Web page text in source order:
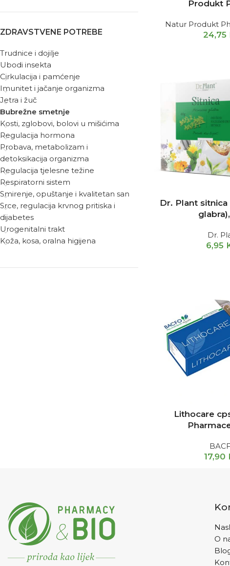
ZDRAVSTVENE POTREBE
Trudnice i dojilje
Ubodi insekta
Cirkulacija i pamćenje
Imunitet i jačanje organizma
Jetra i žuč
Bubrežne smetnje
Kosti, zglobovi, bolovi u mišićima
Regulacija hormona
Probava, metabolizam i
detoksikacija organizma
Regulacija tjelesne težine
Respiratorni sistem
Smirenje, opuštanje i kvalitetan san
Srce, regulacija krvnog pritiska i
dijabetes
Urogenitalni trakt
Koža, kosa, oralna higijena
Produkt
Natur Produkt
24,75
Dr. Plant sitnica
Dr.
6,95
Lithocare
17,90
O